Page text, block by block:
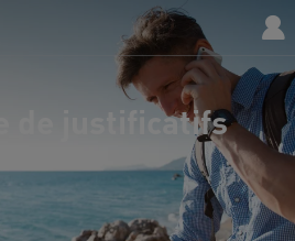
de justificatifs